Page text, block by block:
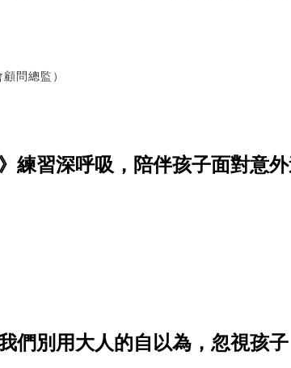
問總監）
練習深呼吸，陪伴孩子面對意
們別用大人的自以為，忽視孩子